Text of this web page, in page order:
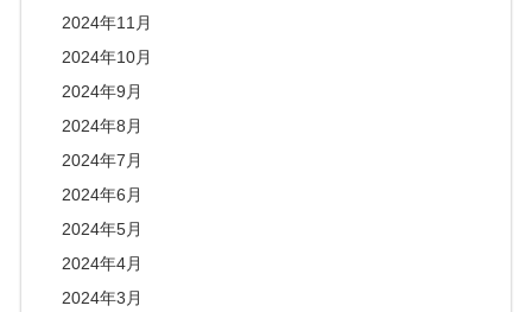
2024年11月
2024年10月
2024年9月
2024年8月
2024年7月
2024年6月
2024年5月
2024年4月
2024年3月